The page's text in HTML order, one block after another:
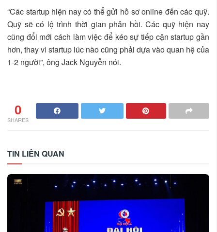
“Các startup hiện nay có thể gửi hồ sơ online đến các quỹ.
Quỹ sẽ có lộ trình thời gian phản hồi. Các quỹ hiện nay
cũng đổi mới cách làm việc để kéo sự tiếp cận startup gần
hơn, thay vì startup lúc nào cũng phải dựa vào quan hệ của
1-2 người”, ông Jack Nguyễn nói.
0
SHARES
TIN LIÊN QUAN